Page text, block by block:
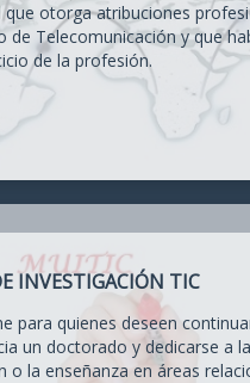
otorga atribuciones
de Telecomunicación y que
de la profesión.
INVESTIGACIÓN TIC
para quienes deseen
un doctorado y dedicarse a la
o la enseñanza en áreas